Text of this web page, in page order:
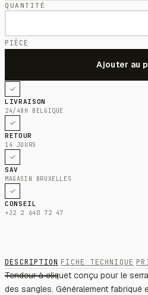
QUANTITÉ
PIÈCE
LIVRAISON
24/48H BELGIQUE
RETOUR
14 JOURS
SAV
MAGASIN BRUXELLES
CONSEIL
+32 2 640 72 47
DESCRIPTION FICHE TECHNIQUE
Tendeur à cliquet conçu pour le
des sangles. Généralement fabriqué